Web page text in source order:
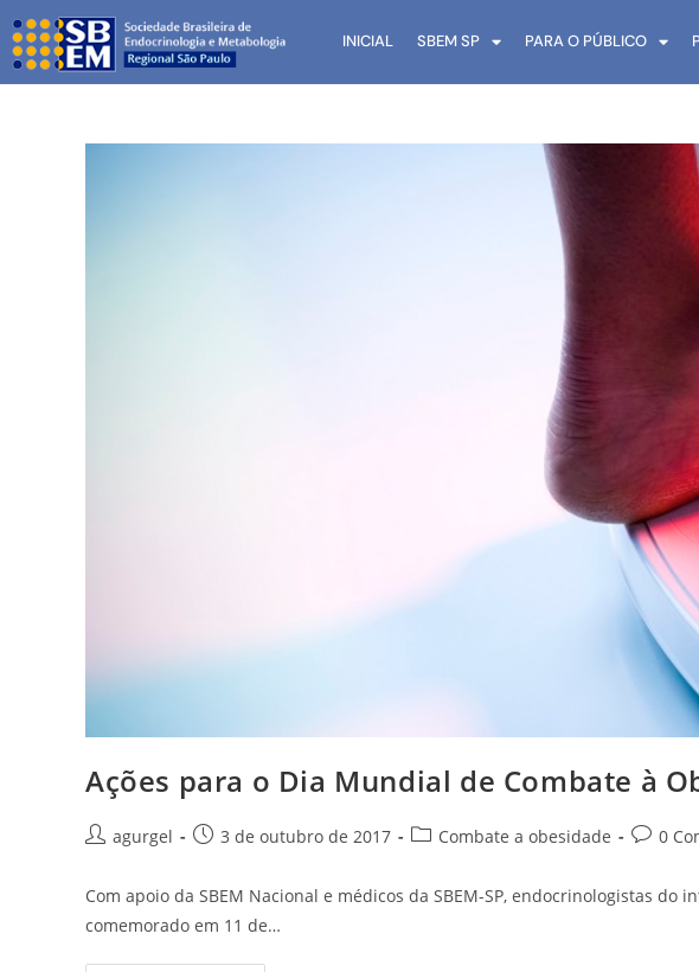
INICIAL SBEM SP PARA O PÚBLICO
Ações para o Dia Mundial de Combate à
agurgel 3 de outubro de 2017 Combate a obesidade 0
Com apoio da SBEM Nacional e médicos da SBEM-SP, endocrinologistas
comemorado em 11 de…